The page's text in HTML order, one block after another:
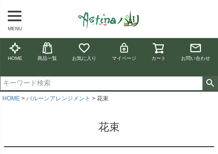
MENU
HOME 商品一覧 お気に入り マイページ カート お問い合わせ
HOME バルーンアレンジメント 花束
花束